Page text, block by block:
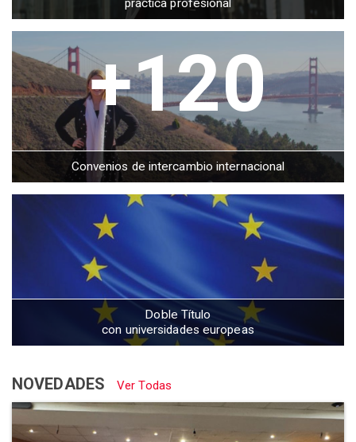
práctica profesional
+120
Convenios de intercambio internacional
Doble Título
con universidades europeas
NOVEDADES Ver Todas